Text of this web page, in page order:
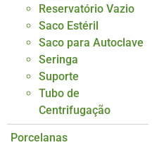
Reservatório Vazio
Saco Estéril
Saco para Autoclave
Seringa
Suporte
Tubo de
Centrifugação
Porcelanas